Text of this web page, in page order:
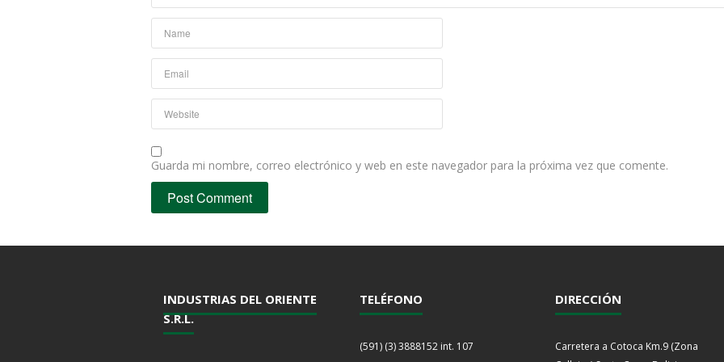
Guarda mi nombre, correo electrónico y web en este navegador para la próxima vez que comente.
INDUSTRIAS DEL ORIENTE
S.R.L.
TELÉFONO
(591) (3) 3888152 int. 107
DIRECCIÓN
Carretera a Cotoca Km.9 (Zona